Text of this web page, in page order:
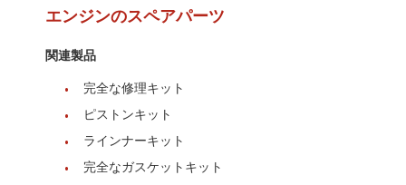
私たちについて
エンジンのスペアパーツ
関連製品
完全な修理キット
ピストンキット
ラインナーキット
完全なガスケットキット